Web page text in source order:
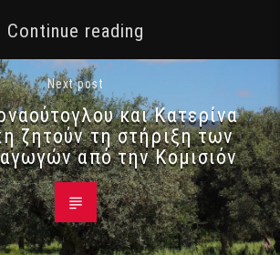
Continue reading
Next post
και Κατερίνα
ζητούν τη στήριξη των
από την Κομισιόν